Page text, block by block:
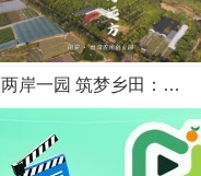
两岸一园 筑梦乡田：…